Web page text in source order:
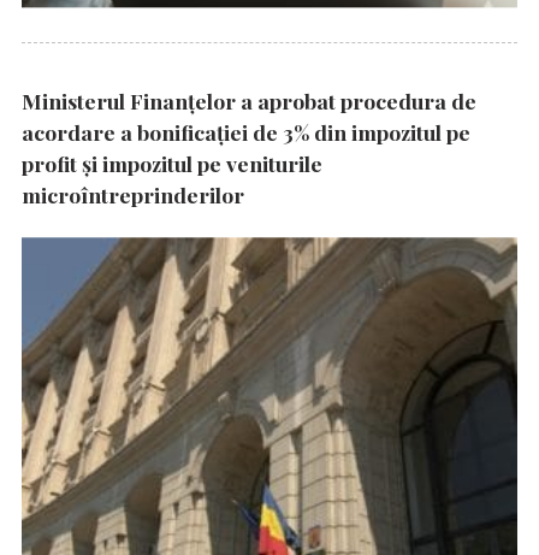
Ministerul Finanțelor a aprobat procedura de
acordare a bonificației de 3% din impozitul pe
profit și impozitul pe veniturile
microîntreprinderilor